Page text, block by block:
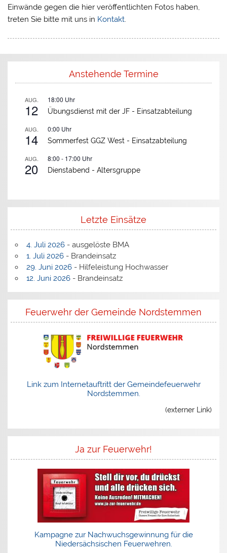
Einwände gegen die hier veröffentlichten Fotos haben,
treten Sie bitte mit uns in Kontakt.
Anstehende Termine
AUG.
12
18:00 Uhr
Übungsdienst mit der JF - Einsatzabteilung
AUG.
14
0:00 Uhr
Sommerfest GGZ West - Einsatzabteilung
AUG.
20
8:00 - 17:00 Uhr
Dienstabend -Altersgruppe
Letzte Einsätze
4. Juli 2026- ausgelöste BMA
1. Juli 2026- Brandeinsatz
29. Juni 2026- Hilfeleistung Hochwasser
12. Juni 2026- Brandeinsatz
Feuerwehr der Gemeinde Nordstemmen
Link zum Internetauftritt der Gemeindefeuerwehr
Nordstemmen.
(externer Link)
Ja zur Feuerwehr!
Kampagne zur Nachwuchsgewinnung für die
Niedersächsischen Feuerwehren.